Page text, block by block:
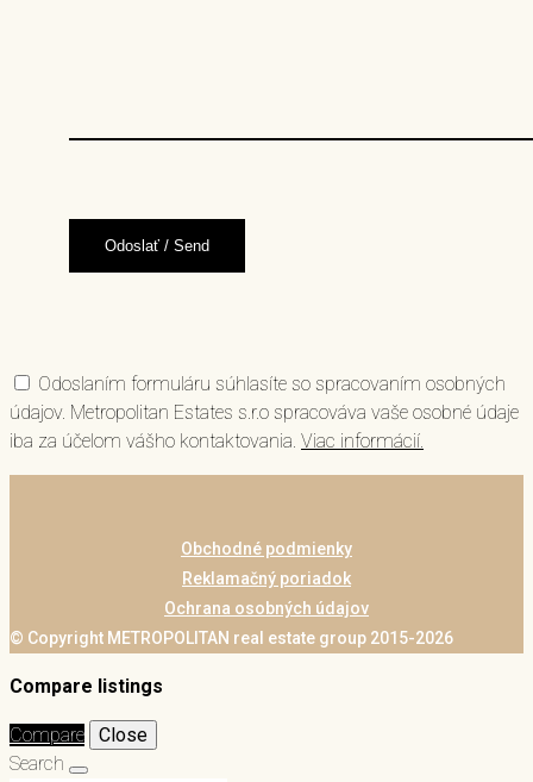
Odoslaním formuláru súhlasíte so spracovaním osobných
údajov. Metropolitan Estates s.r.o spracováva vaše osobné údaje
iba za účelom vášho kontaktovania. Viac informácií.
Obchodné podmienky
Reklamačný poriadok
Ochrana osobných údajov
© Copyright METROPOLITAN real estate group 2015-2026
Compare listings
Compare
Close
Search